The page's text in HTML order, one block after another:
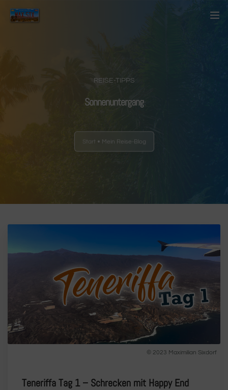
REISE-TIPPS
Sonnenuntergang
Start Mein Reise-Blog
© 2023 Maximilian Sixdorf
Teneriffa Tag 1 – Schrecken mit Happy End